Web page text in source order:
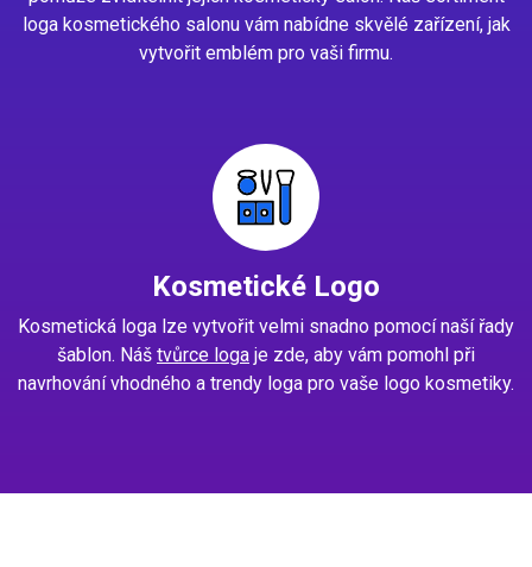
loga kosmetického salonu vám nabídne skvělé zařízení, jak
vytvořit emblém pro vaši firmu.
Kosmetické Logo
Kosmetická loga lze vytvořit velmi snadno pomocí naší řady
šablon. Náš tvůrce loga je zde, aby vám pomohl při
navrhování vhodného a trendy loga pro vaše logo kosmetiky.